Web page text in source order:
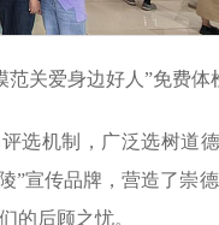
范关爱身边好人”免费体
选机制，广泛选树道
”宣传品牌，营造了崇
的后顾之忧。